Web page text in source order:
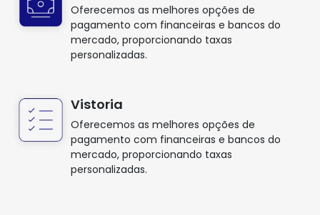
Oferecemos as melhores opções de
pagamento com financeiras e bancos do
mercado, proporcionando taxas
personalizadas.
Vistoria
Oferecemos as melhores opções de
pagamento com financeiras e bancos do
mercado, proporcionando taxas
personalizadas.